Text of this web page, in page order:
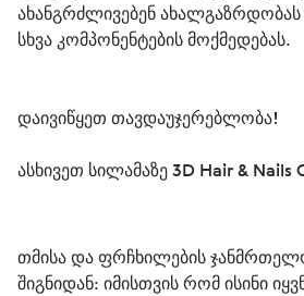
ახანგრძლივებენ
სხვა კომპონენტების მოქმედებას.
დაივიწყეთ თავდაუჯერებლობა!
ასხივეთ სილამაზე 3D Hair &
თმისა და ფრჩხილების
შიგნიდან: იმისთვის რომ ისინი